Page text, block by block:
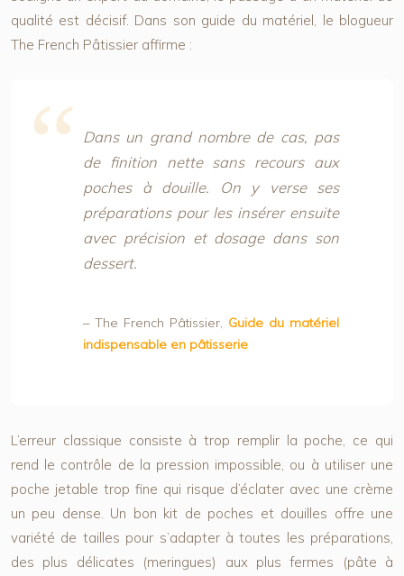
qualité est décisif. Dans son guide du matériel, le blogueur
The French Pâtissier affirme :
Dans un grand nombre de cas, pas
de finition nette sans recours aux
poches à douille. On y verse ses
préparations pour les insérer ensuite
avec précision et dosage dans son
dessert.
– The French Pâtissier, Guide du matériel
indispensable en pâtisserie
L’erreur classique consiste à trop remplir la poche, ce qui
rend le contrôle de la pression impossible, ou à utiliser une
poche jetable trop fine qui risque d’éclater avec une crème
un peu dense. Un bon kit de poches et douilles offre une
variété de tailles pour s’adapter à toutes les préparations,
des plus délicates (meringues) aux plus fermes (pâte à